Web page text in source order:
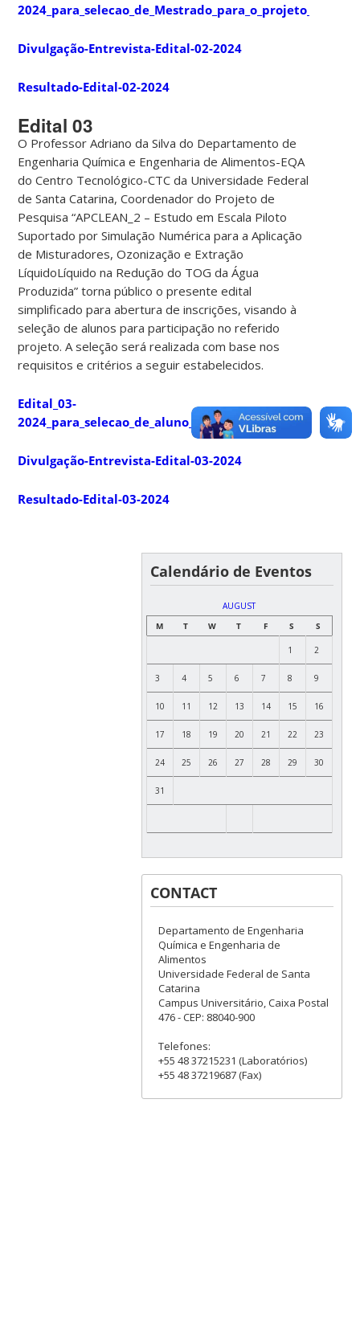
Divulgação-Entrevista-Edital-02-2024
Resultado-Edital-02-2024
Edital 03
O Professor Adriano da Silva do Departamento de
Engenharia Química e Engenharia de Alimentos-EQA
do Centro Tecnológico-CTC da Universidade Federal
de Santa Catarina, Coordenador do Projeto de
Pesquisa“APCLEAN_2 – Estudo em Escala Piloto
Suportado por Simulação Numérica para a Aplicação
de Misturadores, Ozonização e Extração
LíquidoLíquido na Redução do TOG da Água
Produzida”torna público o presente edital
simplificado para abertura de inscrições, visando à
seleção de alunos para participação no referido
projeto. A seleção será realizada com base nos
requisitos e critérios a seguir estabelecidos.
Edital_03-
Divulgação-Entrevista-Edital-03-2024
Resultado-Edital-03-2024
Calendário de Eventos
AUGUST
M
T W T F S S
1 2
3 4 5 6 7 8 9
10 11 12 13 14 15 16
17 18 19 20 21 22 23
24 25 26 27 28 29 30
31
CONTACT
Departamento de Engenharia
Química e Engenharia de
Alimentos
Universidade Federal de Santa
Catarina
Campus Universitário, Caixa Postal
476 - CEP: 88040-900
Telefones:
+55 48 37215231 (Laboratórios)
+55 48 37219687 (Fax)